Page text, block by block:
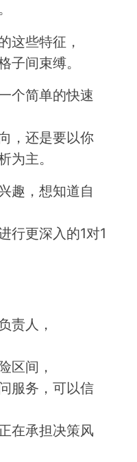
这些特征，
子间束缚。
个简单的快速
，还是要以你
为主。
趣，想知道自
行更深入的1对1
责人，
区间，
服务，可以信
在承担决策风